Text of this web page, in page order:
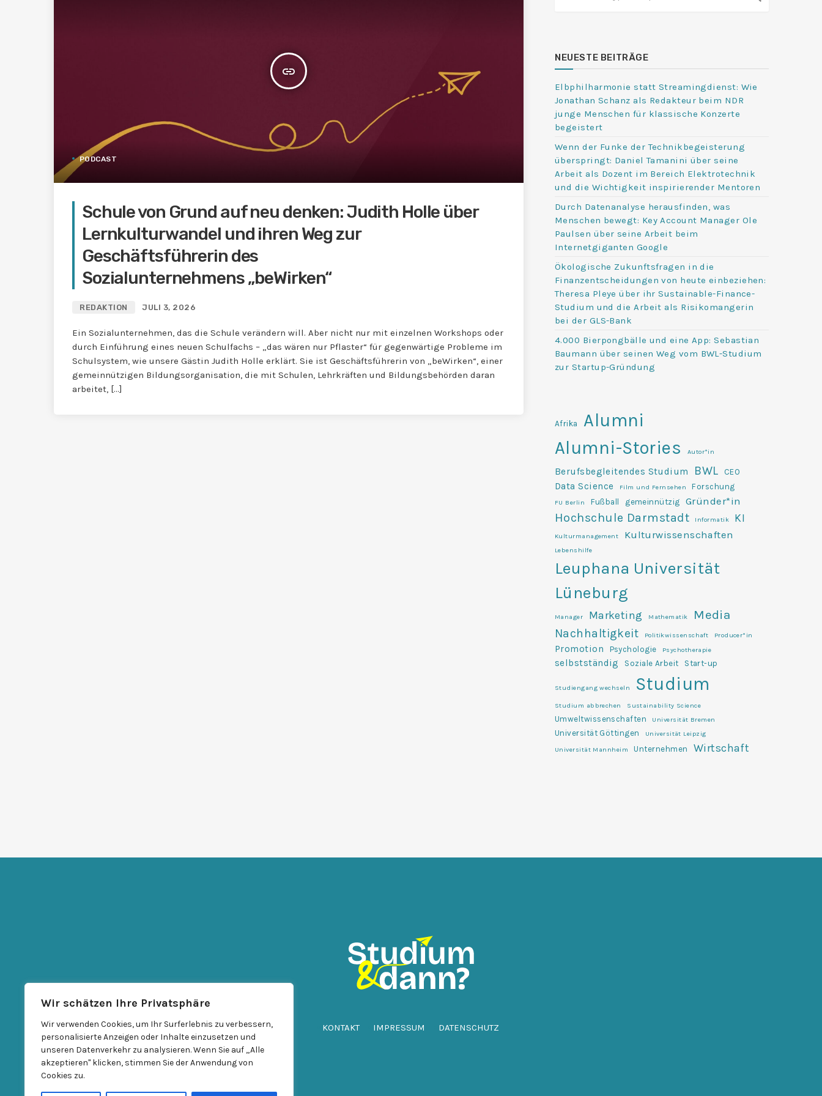
Wir schätzen Ihre Privatsphäre
Wir verwenden Cookies, um Ihr Surferlebnis zu verbessern,
personalisierte Anzeigen oder Inhalte einzusetzen und
unseren Datenverkehr zu analysieren. Wenn Sie auf „Alle
akzeptieren" klicken, stimmen Sie der Anwendung von
Cookies zu.
insert_link
PODCAST
Schule von Grund auf neu denken: Judith Holle über
Lernkulturwandel und ihren Weg zur
Geschäftsführerin des
Sozialunternehmens „beWirken“
REDAKTION JULI 3, 2026
Ein Sozialunternehmen, das die Schule verändern will. Aber nicht nur mit einzelnen Workshops oder
durch Einführung eines neuen Schulfachs – „das wären nur Pflaster“ für gegenwärtige Probleme im
Schulsystem, wie unsere Gästin Judith Holle erklärt. Sie ist Geschäftsführerin von „beWirken“, einer
gemeinnützigen Bildungsorganisation, die mit Schulen, Lehrkräften und Bildungsbehörden daran
arbeitet, […]
NEUESTE BEITRÄGE
Elbphilharmonie statt Streamingdienst: Wie
Jonathan Schanz als Redakteur beim NDR
junge Menschen für klassische Konzerte
begeistert
Wenn der Funke der Technikbegeisterung
überspringt: Daniel Tamanini über seine
Arbeit als Dozent im Bereich Elektrotechnik
und die Wichtigkeit inspirierender Mentoren
Durch Datenanalyse herausfinden, was
Menschen bewegt: Key Account Manager Ole
Paulsen über seine Arbeit beim
Internetgiganten Google
Ökologische Zukunftsfragen in die
Finanzentscheidungen von heute einbeziehen:
Theresa Pleye über ihr Sustainable-Finance-
Studium und die Arbeit als Risikomangerin
bei der GLS-Bank
4.000 Bierpongbälle und eine App: Sebastian
Baumann über seinen Weg vom BWL-Studium
zur Startup-Gründung
Afrika
Alumni
Alumni-Stories
Autor*in
Berufsbegleitendes Studium BWL CEO
Data Science Film und Fernsehen Forschung
FU Berlin Fußball gemeinnützig Gründer*in
Hochschule Darmstadt Informatik KI
Kulturmanagement Kulturwissenschaften
Lebenshilfe
Leuphana Universität
Lüneburg
Manager Marketing Mathematik Media
Nachhaltigkeit Politikwissenschaft Producer*in
Promotion Psychologie Psychotherapie
selbstständig Soziale Arbeit Start-up
Studiengang wechseln Studium
Studium abbrechen Sustainability Science
Umweltwissenschaften Universität Bremen
Universität Göttingen
Universität Leipzig
Universität Mannheim
Unternehmen Wirtschaft
KONTAKT IMPRESSUM DATENSCHUTZ